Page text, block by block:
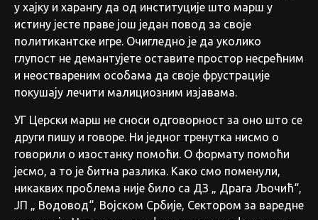
у хајку и харангу да од институције што марш у
истину јесте праве још један повод за своје
политикантске игре. Очигледно је да уколико
глупост не демантујете оставите простор несрећним
и неоствареним особама да своје фрустрације
покушају лечити малициозним изјавама.
УГ Церски марш не сноси одговорност за оно што се
други пишу и говоре. Ни једног тренутка нисмо о
говорили о изостанку помоћи. О формату помоћи
јесмо, а то је битна разлика. Како смо поменули,
никаквих проблема није било са ДЗ „ Драга Љочић“,
ЈП „ Водовод“, Војском Србије, Сектором за варедне